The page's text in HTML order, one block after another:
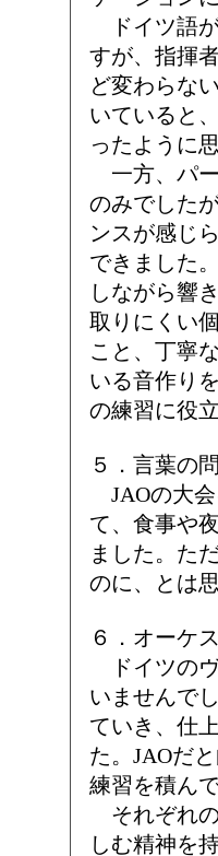
ドイツ語
すが、指揮
ど変わらな
いていると
ったように
一方、パ
のみでした
ンスが感じ
できました
しながら響
取りにくい
こと、丁寧
いる音作り
の練習に役
５．言葉の
JAOの大会
て、食事や
ました。た
のに、とは
６．オーケ
ドイツの
いませんで
ていき、仕
た。JAOだ
練習を積ん
それぞれ
しむ精神を